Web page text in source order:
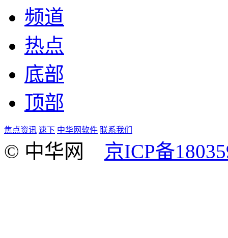
频道
热点
底部
顶部
焦点资讯 速下 中华网软件 联系我们
© 中华网 京ICP备